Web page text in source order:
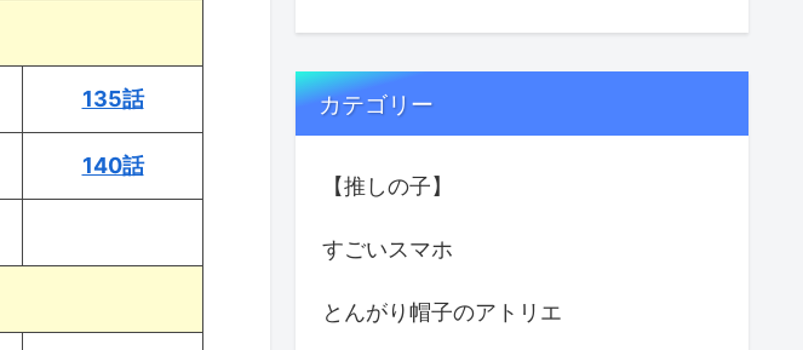
135話
140話
カテゴリー
【推しの子】
すごいスマホ
とんがり帽子のアトリエ